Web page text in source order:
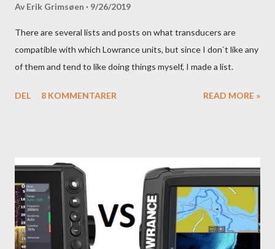
Av Erik Grimsøen 9/26/2019
There are several lists and posts on what transducers are
compatible with which Lowrance units, but since I don`t like any
of them and tend to like doing things myself, I made a list.
DEL 8 KOMMENTARER READ MORE »